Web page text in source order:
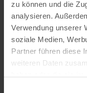
zu können und die
analysieren.
Verwendung unserer
soziale Medien,
Partner führen diese
weiteren Daten
Categorieën
Aantal